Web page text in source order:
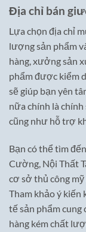
Địa chỉ bán
Lựa chọn địa chỉ
lượng sản phẩm
hàng, xưởng sản
phẩm được kiểm
sẽ giúp bạn yên
nữa chính là chính
cũng như hỗ trợ
Bạn có thể tìm
Cường, Nội Thất
cơ sở thủ công
Tham khảo ý kiến
tế sản phẩm cung
hàng kém chất